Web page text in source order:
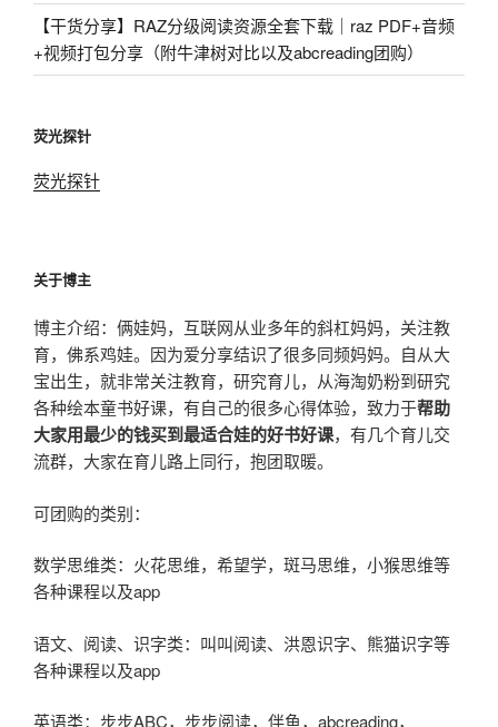
【干货分享】RAZ分级阅读资源全套下载｜raz PDF+音频
+视频打包分享（附牛津树对比以及abcreading团购）
荧光探针
荧光探针
关于博主
博主介绍：俩娃妈，互联网从业多年的斜杠妈妈，关注教
育，佛系鸡娃。因为爱分享结识了很多同频妈妈。自从大
宝出生，就非常关注教育，研究育儿，从海淘奶粉到研究
各种绘本童书好课，有自己的很多心得体验，致力于帮助
大家用最少的钱买到最适合娃的好书好课，有几个育儿交
流群，大家在育儿路上同行，抱团取暖。
可团购的类别：
数学思维类：火花思维，希望学，斑马思维，小猴思维等
各种课程以及app
语文、阅读、识字类：叫叫阅读、洪恩识字、熊猫识字等
各种课程以及app
英语类：步步ABC，步步阅读，伴鱼，abcreading，